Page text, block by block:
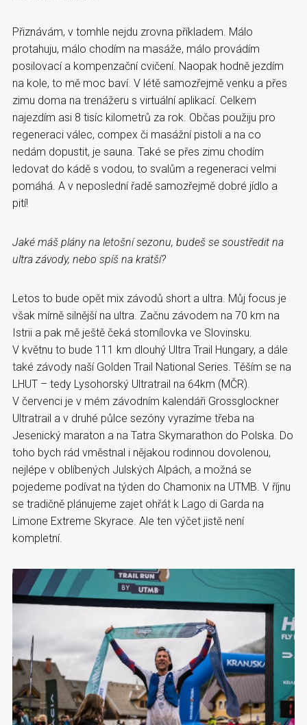
Přiznávám, v tomhle nejdu zrovna příkladem. Málo
protahuju, málo chodím na masáže, málo provádím
posilovací a kompenzační cvičení. Naopak hodně jezdím
na kole, to mě moc baví. V létě samozřejmě venku a přes
zimu doma na trenážeru s virtuální aplikací. Celkem
najezdím asi 8 tisíc kilometrů za rok. Občas použiju pro
regeneraci válec, compex či masážní pistoli a na co
nedám dopustit, je sauna. Také se přes zimu chodím
ledovat do kádě s vodou, to svalům a regeneraci velmi
pomáhá. A v neposlední řadě samozřejmě dobré jídlo a
pití!
Jaké máš plány na letošní sezonu, budeš se soustředit na
ultra závody, nebo spíš na kratší?
Letos to bude opět mix závodů short a ultra. Můj focus je
však mírně silnější na ultra. Začnu závodem na 70 km na
Istrii a pak mě ještě čeká stomílovka ve Slovinsku.
V květnu to bude 111 km dlouhý Ultra Trail Hungary, a dále
také závody naší Golden Trail National Series. Těším se na
LHUT – tedy Lysohorský Ultratrail na 64km (MČR).
V červenci je v mém závodním kalendáři Grossglockner
Ultratrail a v druhé půlce sezóny vyrazíme třeba na
Jesenický maraton a na Tatra Skymarathon do Polska. Do
toho bych rád vměstnal i nějakou rodinnou dovolenou,
nejlépe v oblíbených Julských Alpách, a možná se
pojedeme podívat na týden do Chamonix na UTMB. V říjnu
se tradičně plánujeme zajet ohřát k Lago di Garda na
Limone Extreme Skyrace. Ale ten výčet jistě není
kompletní.